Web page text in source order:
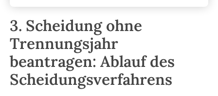
3. Scheidung ohne
Trennungsjahr
beantragen: Ablauf des
Scheidungsverfahrens